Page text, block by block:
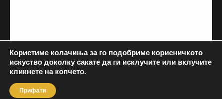
Користиме колачиња за го подобриме корисничкото
искуство доколку сакате да ги исклучите или вклучите
кликнете на копчето.
Прифати